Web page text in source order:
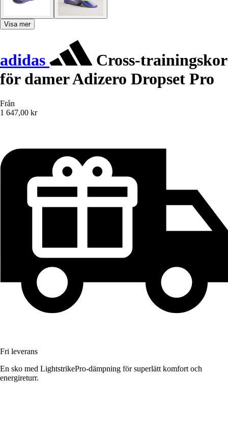
Visa mer
adidas
Cross-trainingskor
för damer Adizero Dropset Pro
Från
1 647,00 kr
Fri leverans
En sko med LightstrikePro-dämpning för superlätt komfort och
energireturr.